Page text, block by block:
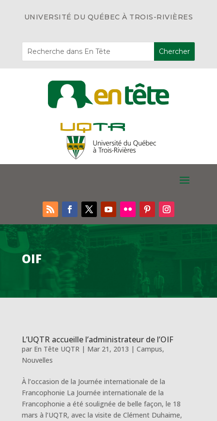
UNIVERSITÉ DU QUÉBEC À TROIS-RIVIÈRES
OIF
L’UQTR accueille l’administrateur de l’OIF
par En Tête UQTR| Mar 21, 2013 | Campus,
Nouvelles
À l’occasion de la Journée internationale de la
Francophonie La Journée internationale de la
Francophonie a été soulignée de belle façon, le 18
mars à l’UQTR, avec la visite de Clément Duhaime,